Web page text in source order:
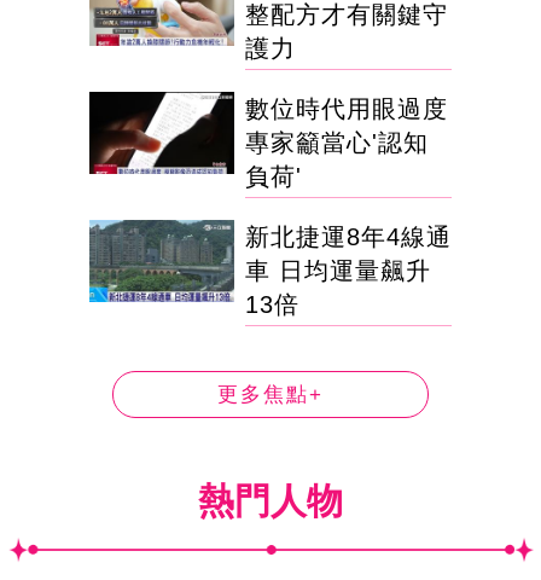
整配方才有關鍵守
護力
數位時代用眼過度
專家籲當心'認知
負荷'
新北捷運8年4線通
車 日均運量飆升
13倍
更多焦點+
熱門人物